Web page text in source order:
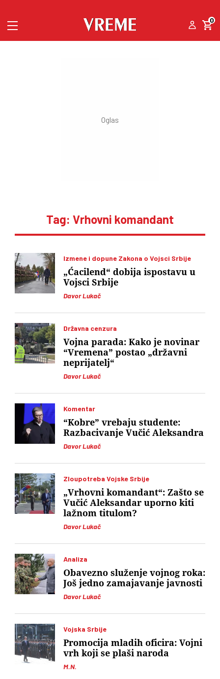
0
Tag: Vrhovni komandant
Izmene i dopune Zakona o Vojsci Srbije
Davor Lukač
„Ćacilend“ dobija ispostavu u
Vojsci Srbije
Državna cenzura
Davor Lukač
Vojna parada: Kako je novinar
“Vremena” postao „državni
neprijatelj“
Komentar
Davor Lukač
“Kobre” vrebaju studente:
Razbacivanje Vučić Aleksandra
Zloupotreba Vojske Srbije
Davor Lukač
„Vrhovni komandant“: Zašto se
Vučić Aleksandar uporno kiti
lažnom titulom?
Analiza
Davor Lukač
Obavezno služenje vojnog roka:
Još jedno zamajavanje javnosti
Vojska Srbije
M.N.
Promocija mladih oficira: Vojni
vrh koji se plaši naroda